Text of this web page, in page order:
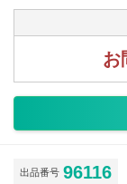
お
出品番号 96116